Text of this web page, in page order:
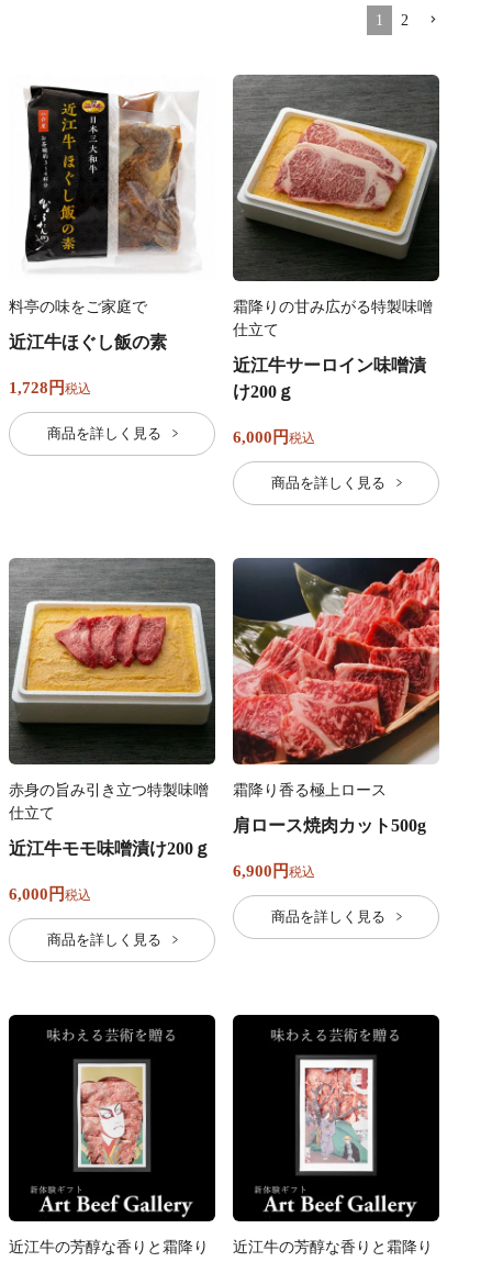
1 2
料亭の味をご家庭で
近江牛ほぐし飯の素
1,728 税込
商品を詳しく見る
霜降りの甘み広がる特製味噌
仕立て
近江牛サーロイン味噌漬
け200ｇ
6,000 税込
商品を詳しく見る
赤身の旨み引き立つ特製味噌
仕立て
近江牛モモ味噌漬け200ｇ
6,000 税込
商品を詳しく見る
霜降り香る極上ロース
肩ロース焼肉カット500g
6,900 税込
商品を詳しく見る
近江牛の芳醇な香りと霜降り 近江牛の芳醇な香りと霜降り